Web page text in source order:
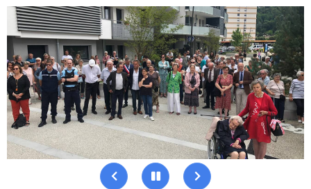
PrécédentPause Suivant